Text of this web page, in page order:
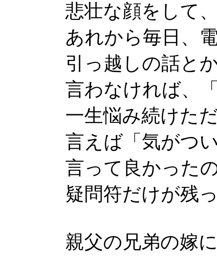
悲壮な顔をして
あれから毎日、
引っ越しの話と
言わなければ、
一生悩み続けた
言えば「気がつ
言って良かった
疑問符だけが残
親父の兄弟の嫁